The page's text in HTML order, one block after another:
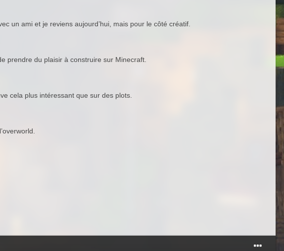
un ami et je reviens aujourd’hui, mais pour le côté créatif.
prendre du plaisir à construire sur Minecraft.
cela plus intéressant que sur des plots.